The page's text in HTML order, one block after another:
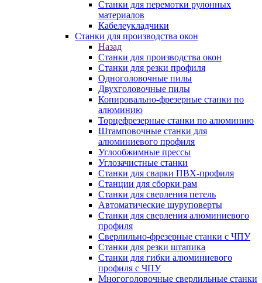
Станки для перемотки рулонных
материалов
Кабелеукладчики
Станки для производства окон
Назад
Станки для производства окон
Станки для резки профиля
Одноголовочные пилы
Двухголовочные пилы
Копировально-фрезерные станки по
алюминию
Торцефрезерные станки по алюминию
Штамповочные станки для
алюминиевого профиля
Углообжимные прессы
Углозачистные станки
Станки для сварки ПВХ-профиля
Станции для сборки рам
Станки для сверления петель
Автоматические шуруповерты
Станки для сверления алюминиевого
профиля
Сверлильно-фрезерные станки с ЧПУ
Станки для резки штапика
Станки для гибки алюминиевого
профиля с ЧПУ
Многоголовочные сверлильные станки